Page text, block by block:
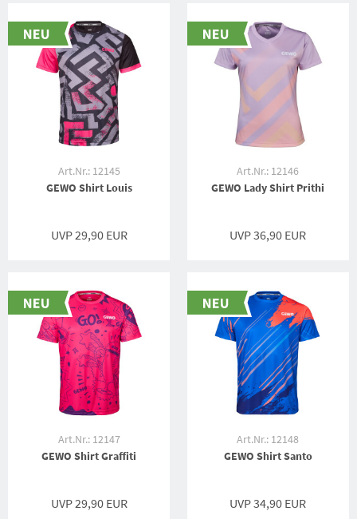
Art.Nr.: 12145
GEWO Shirt Louis
UVP 29,90 EUR
Art.Nr.: 12146
GEWO Lady Shirt Prithi
UVP 36,90 EUR
Art.Nr.: 12147
GEWO Shirt Graffiti
UVP 29,90 EUR
Art.Nr.: 12148
GEWO Shirt Santo
UVP 34,90 EUR